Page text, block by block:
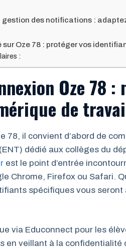
des notifications :
sur Oze 78 : protéger vos
:
Oze 78
de
78, il convient d’abord de
dédié aux collèges du
est le point d’entrée
Chrome, Firefox ou Safari.
spécifiques vous
via Educonnect pour les
en veillant à la